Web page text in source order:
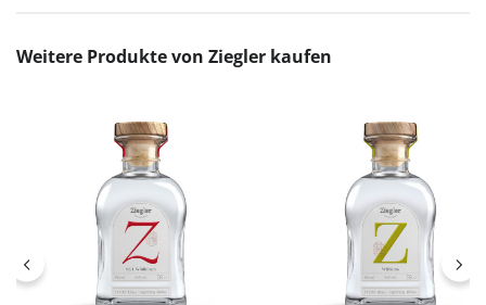
Produktgalerie überspringen
Weitere Produkte von Ziegler kaufen